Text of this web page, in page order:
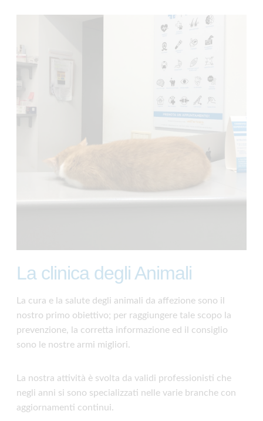
La clinica degli Animali
La cura e la salute degli animali da affezione sono il
nostro primo obiettivo; per raggiungere tale scopo la
prevenzione, la corretta informazione ed il consiglio
sono le nostre armi migliori.
La nostra attività è svolta da validi professionisti che
negli anni si sono specializzati nelle varie branche con
aggiornamenti continui.